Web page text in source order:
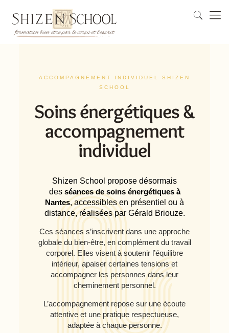
ACCOMPAGNEMENT INDIVIDUEL SHIZEN
SCHOOL
Soins énergétiques &
accompagnement
individuel
Shizen School propose désormais
des séances de soins énergétiques à
Nantes, accessibles en présentiel ou à
distance, réalisées par Gérald Briouze.
Ces séances s’inscrivent dans une approche
globale du bien-être, en complément du travail
corporel. Elles visent à soutenir l’équilibre
intérieur, apaiser certaines tensions et
accompagner les personnes dans leur
cheminement personnel.
L’accompagnement repose sur une écoute
attentive et une pratique respectueuse,
adaptée à chaque personne.